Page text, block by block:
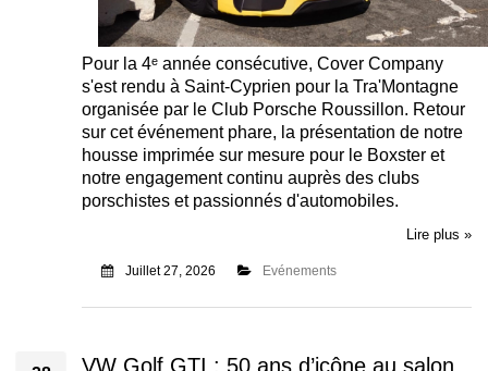
Pour la 4ᵉ année consécutive, Cover Company
s'est rendu à Saint-Cyprien pour la Tra'Montagne
organisée par le Club Porsche Roussillon. Retour
sur cet événement phare, la présentation de notre
housse imprimée sur mesure pour le Boxster et
notre engagement continu auprès des clubs
porschistes et passionnés d'automobiles.
Lire plus »
Juillet 27, 2026 Evénements
VW Golf GTI : 50 ans d’icône au salon